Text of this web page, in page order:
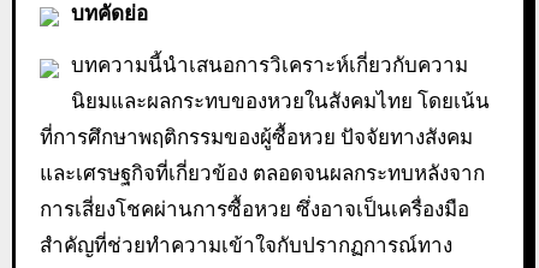
บทคัดย่อ
บทความนี้นำเสนอการวิเคราะห์เกี่ยวกับความ
นิยมและผลกระทบของหวยในสังคมไทย โดยเน้น
ที่การศึกษาพฤติกรรมของผู้ซื้อหวย ปัจจัยทางสังคม
และเศรษฐกิจที่เกี่ยวข้อง ตลอดจนผลกระทบหลังจาก
การเสี่ยงโชคผ่านการซื้อหวย ซึ่งอาจเป็นเครื่องมือ
สำคัญที่ช่วยทำความเข้าใจกับปรากฏการณ์ทาง